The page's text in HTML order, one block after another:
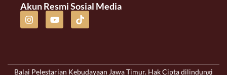
Akun Resmi Sosial Media
Balai Pelestarian Kebudayaan Jawa Timur. Hak Cipta dilindungi